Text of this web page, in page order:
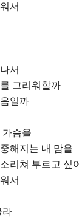
서
서
그리워할까
일까
슴을
해지는 내 맘을
리쳐 부르고 싶
서
라